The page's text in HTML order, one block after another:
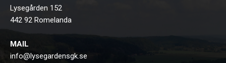
Lysegården 152
442 92 Romelanda
MAIL
info@lysegardensgk.se